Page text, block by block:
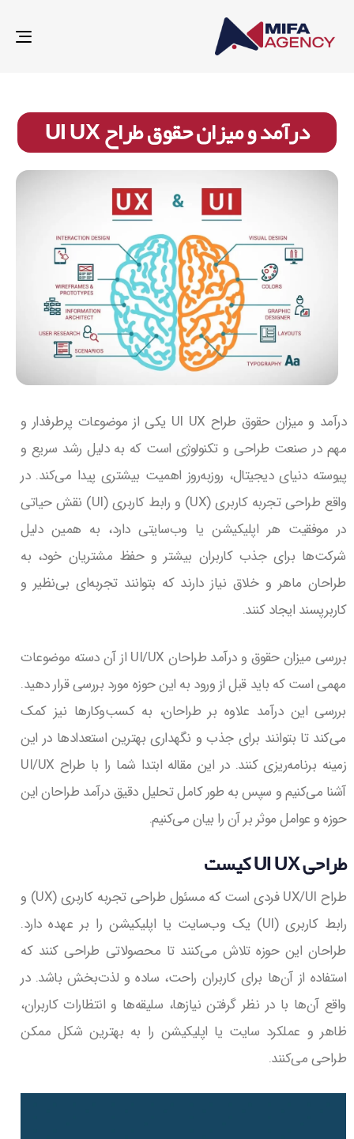
درآمد و میزان حقوق طراح UI UX
درآمد و میزان حقوق طراح UI UX یکی از موضوعات پرطرفدار و
مهم در صنعت طراحی و تکنولوژی است که به دلیل رشد سریع و
پیوسته دنیای دیجیتال، روزبه‌روز اهمیت بیشتری پیدا می‌کند. در
واقع طراحی تجربه کاربری (UX) و رابط کاربری (UI) نقش حیاتی
در موفقیت هر اپلیکیشن یا وب‌سایتی دارد، به همین دلیل
شرکت‌ها برای جذب کاربران بیشتر و حفظ مشتریان خود، به
طراحان ماهر و خلاق نیاز دارند که بتوانند تجربه‌ای بی‌نظیر و
کاربرپسند ایجاد کنند.
بررسی میزان حقوق و درآمد طراحان UI/UX از آن دسته موضوعات
مهمی است که باید قبل از ورود به این حوزه مورد بررسی قرار دهید.
بررسی این درآمد علاوه بر طراحان، به کسب‌وکارها نیز کمک
می‌کند تا بتوانند برای جذب و نگهداری بهترین استعدادها در این
زمینه برنامه‌ریزی کنند. در این مقاله ابتدا شما را با طراح UI/UX
آشنا می‌کنیم و سپس به طور کامل تحلیل دقیق درآمد طراحان این
حوزه و عوامل موثر بر آن را بیان می‌کنیم.
طراحی UI UX کیست
طراح UX/UI فردی است که مسئول طراحی تجربه کاربری (UX) و
رابط کاربری (UI) یک وب‌سایت یا اپلیکیشن را بر عهده دارد.
طراحان این حوزه تلاش می‌کنند تا محصولاتی طراحی کنند که
استفاده از آن‌ها برای کاربران راحت، ساده و لذت‌بخش باشد. در
واقع آن‌ها با در نظر گرفتن نیازها، سلیقه‌ها و انتظارات کاربران،
ظاهر و عملکرد سایت یا اپلیکیشن را به بهترین شکل ممکن
طراحی می‌کنند.